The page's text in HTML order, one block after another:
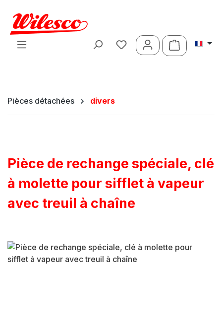
Passer au contenu principal
Le panier
Pièces détachées divers
Pièce de rechange spéciale, clé
à molette pour sifflet à vapeur
avec treuil à chaîne
Ignorer la galerie d'images